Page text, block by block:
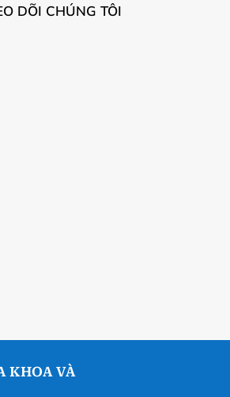
DÕI CHÚNG TÔI
KHOA VÀ